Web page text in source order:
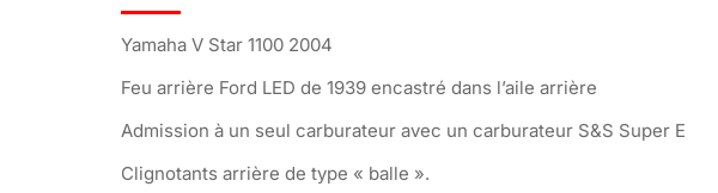
Yamaha V Star 1100 2004
Feu arrière Ford LED de 1939 encastré dans l’aile arrière
Admission à un seul carburateur avec un carburateur S&S Super E
Clignotants arrière de type « balle ».